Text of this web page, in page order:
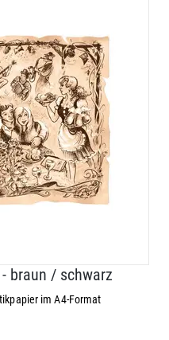
braun / schwarz
im A4-Format